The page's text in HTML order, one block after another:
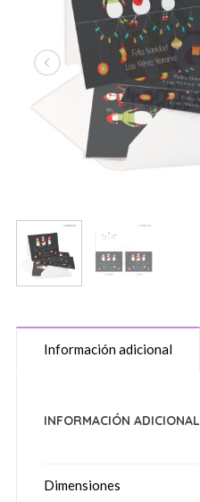
Información adicional
INFORMACIÓN ADICIONAL
Dimensiones